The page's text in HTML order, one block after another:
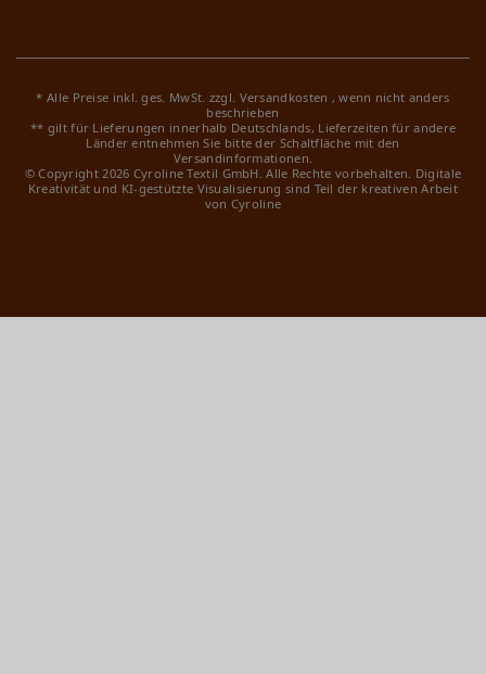
* Alle Preise inkl. ges. MwSt. zzgl. Versandkosten , wenn nicht anders
beschrieben
** gilt für Lieferungen innerhalb Deutschlands, Lieferzeiten für andere
Länder entnehmen Sie bitte der Schaltfläche mit den
Versandinformationen.
© Copyright 2026 Cyroline Textil GmbH. Alle Rechte vorbehalten. Digitale
Kreativität und KI-gestützte Visualisierung sind Teil der kreativen Arbeit
von Cyroline